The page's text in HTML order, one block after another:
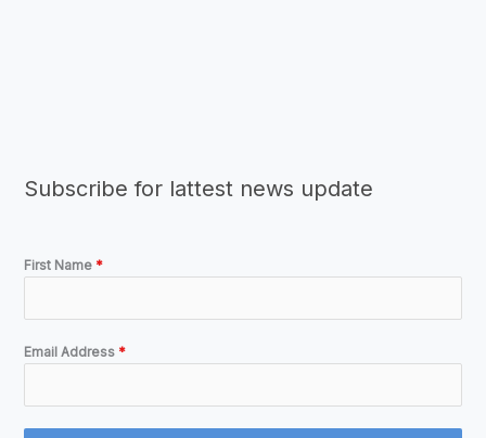
Subscribe for lattest news update
First Name *
Email Address *